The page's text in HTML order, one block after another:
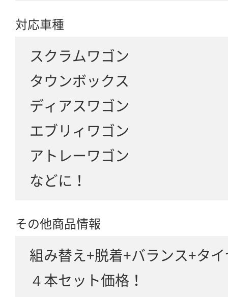
対応車種
スクラムワゴン
タウンボックス
ディアスワゴン
エブリィワゴン
アトレーワゴン
などに！
その他商品情報
組み替え+脱着+バランス+タ
４本セット価格！